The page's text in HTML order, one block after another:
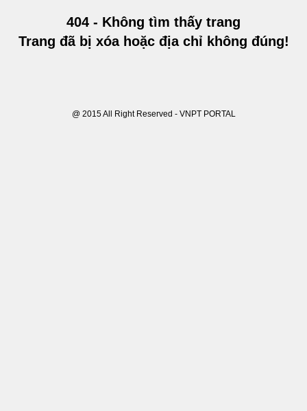
404 - Không tìm thấy trang
Trang đã bị xóa hoặc địa chỉ không đúng!
@ 2015 All Right Reserved - VNPT PORTAL